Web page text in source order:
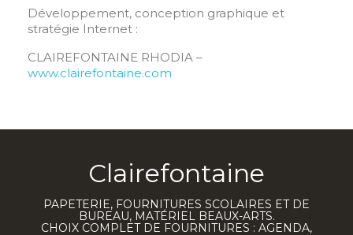
Développement, conception graphique et
stratégie Internet :
CLAIREFONTAINE RHODIA –
www.clairefontaine.com
Clairefontaine
PAPETERIE, FOURNITURES SCOLAIRES ET DE
BUREAU, MATÉRIEL BEAUX-ARTS.
CHOIX COMPLET DE FOURNITURES : AGENDA,